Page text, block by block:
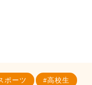
ポーツ 高校生